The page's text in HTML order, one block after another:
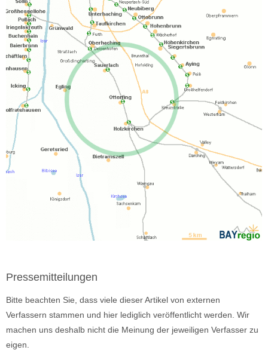
Pressemitteilungen
Bitte beachten Sie, dass viele dieser Artikel von externen
Verfassern stammen und hier lediglich veröffentlicht werden. Wir
machen uns deshalb nicht die Meinung der jeweiligen Verfasser zu
eigen.